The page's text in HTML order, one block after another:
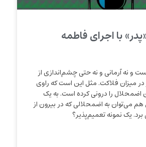
با اجرای فاطمه
و نه آرمانی و نه حتی چشم‌اندازی از
میزان فلاکت. مثل این است که راوی
اضمحلال را درونی کرده است. به یک
هم می‌توان به اضمحلالی که در بیرون از
برد. یک نمونه تعمیم‌پذیر؟